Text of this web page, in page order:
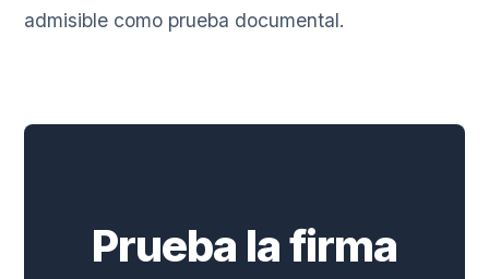
admisible como prueba documental.
Prueba la firma